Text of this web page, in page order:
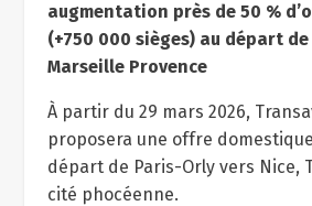
augmentation près de 50 %
(+750 000 sièges) au départ
Marseille Provence
À partir du 29 mars 2026,
proposera une offre
départ de Paris-Orly vers Nice,
cité phocéenne.